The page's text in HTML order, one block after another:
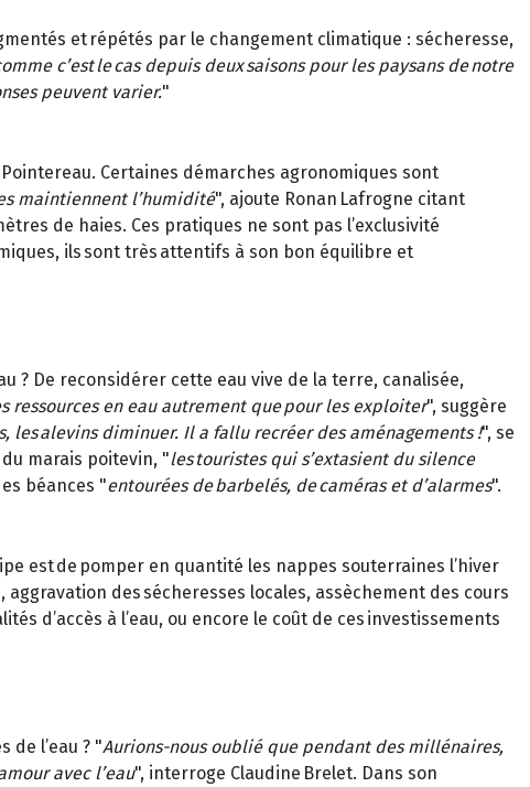
et répétés par le changement climatique : sécheresse,
c’est le cas depuis deux saisons pour les paysans de notre
peuvent varier."
Certaines démarches agronomiques sont
maintiennent l’humidité", ajoute Ronan Lafrogne citant
de haies. Ces pratiques ne sont pas l’exclusivité
ils sont très attentifs à son bon équilibre et
? De reconsidérer cette eau vive de la terre, canalisée,
ressources en eau autrement que pour les exploiter", suggère
les alevins diminuer. Il a fallu recréer des aménagements !", se
marais poitevin, "les touristes qui s’extasient du silence
béances "entourées de barbelés, de caméras et d’alarmes".
est de pomper en quantité les nappes souterraines l’hiver
des sécheresses locales, assèchement des cours
d’accès à l’eau, ou encore le coût de ces investissements
l’eau ? "Aurions-nous oublié que pendant des millénaires,
avec l’eau", interroge Claudine Brelet. Dans son